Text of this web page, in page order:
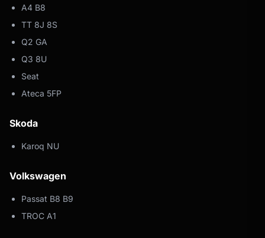
A4 B8
TT 8J 8S
Q2 GA
Q3 8U
Seat
Ateca 5FP
Skoda
Karoq NU
Volkswagen
Passat B8 B9
TROC A1